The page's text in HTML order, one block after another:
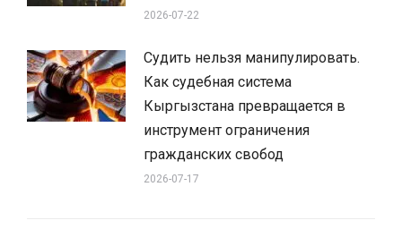
2026-07-22
Судить нельзя манипулировать.
Как судебная система
Кыргызстана превращается в
инструмент ограничения
гражданских свобод
2026-07-17